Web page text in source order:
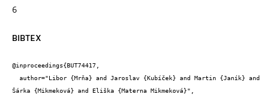
6
BIBTEX
@inproceedings{BUT74417,
Šárka {Mikmeková} and Eliška {Materna Mikmeková}",